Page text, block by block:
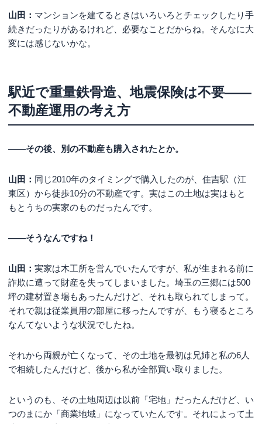
山田： マンションを建てるときはいろいろとチェックしたり手
続きだったりがあるけれど、必要なことだからね。そんなに大
変には感じないかな。
駅近で重量鉄骨造、地震保険は不要――
不動産運用の考え方
――その後、別の不動産も購入されたとか。
山田： 同じ2010年のタイミングで購入したのが、住吉駅（江
東区）から徒歩10分の不動産です。実はこの土地は実はもと
もとうちの実家のものだったんです。
――そうなんですね！
山田： 実家は木工所を営んでいたんですが、私が生まれる前に
詐欺に遭って財産を失ってしまいました。埼玉の三郷には500
坪の建材置き場もあったんだけど、それも取られてしまって。
それで親は従業員用の部屋に移ったんですが、もう寝るところ
なんてないような状況でしたね。
それから両親が亡くなって、その土地を最初は兄姉と私の6人
で相続したんだけど、後から私が全部買い取りました。
というのも、その土地周辺は以前「宅地」だったんだけど、い
つのまにか「商業地域」になっていたんです。それによって土